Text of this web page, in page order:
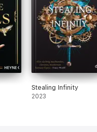
Stealing Infinity
2023